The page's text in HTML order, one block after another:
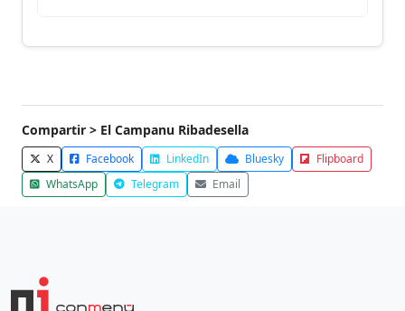
Compartir > El Campanu Ribadesella
X Facebook LinkedIn Bluesky
Flipboard
WhatsApp
Telegram Email